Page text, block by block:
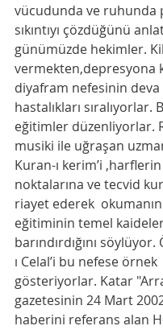
vücudunda ve ruhunda
sıkıntıyı çözdüğünü
günümüzde hekimler.
vermekten,depresyona
diyafram nefesinin
hastalıkları sıralıyorlar.
eğitimler düzenliyorlar.
musiki ile uğraşan
Kuran-ı kerim’i ,harflerin
noktalarına ve tecvid
riayet ederek
eğitiminin temel
barındırdığını
ı Celal’i bu nefese örnek
gösteriyorlar. Katar
gazetesinin 24 Mart
haberini referans alan